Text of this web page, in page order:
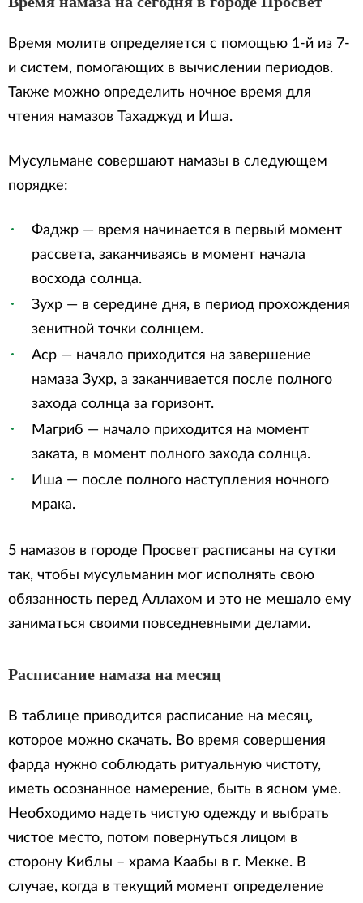
Время молитв определяется с помощью 1-й из 7-
и систем, помогающих в вычислении периодов.
Также можно определить ночное время для
чтения намазов Тахаджуд и Иша.
Мусульмане совершают намазы в следующем
порядке:
Фаджр — время начинается в первый момент
рассвета, заканчиваясь в момент начала
восхода солнца.
Зухр — в середине дня, в период прохождения
зенитной точки солнцем.
Аср — начало приходится на завершение
намаза Зухр, а заканчивается после полного
захода солнца за горизонт.
Магриб — начало приходится на момент
заката, в момент полного захода солнца.
Иша — после полного наступления ночного
мрака.
5 намазов в городе Просвет расписаны на сутки
так, чтобы мусульманин мог исполнять свою
обязанность перед Аллахом и это не мешало ему
заниматься своими повседневными делами.
Расписание намаза на месяц
В таблице приводится расписание на месяц,
которое можно скачать. Во время совершения
фарда нужно соблюдать ритуальную чистоту,
иметь осознанное намерение, быть в ясном уме.
Необходимо надеть чистую одежду и выбрать
чистое место, потом повернуться лицом в
сторону Киблы – храма Каабы в г. Мекке. В
случае, когда в текущий момент определение